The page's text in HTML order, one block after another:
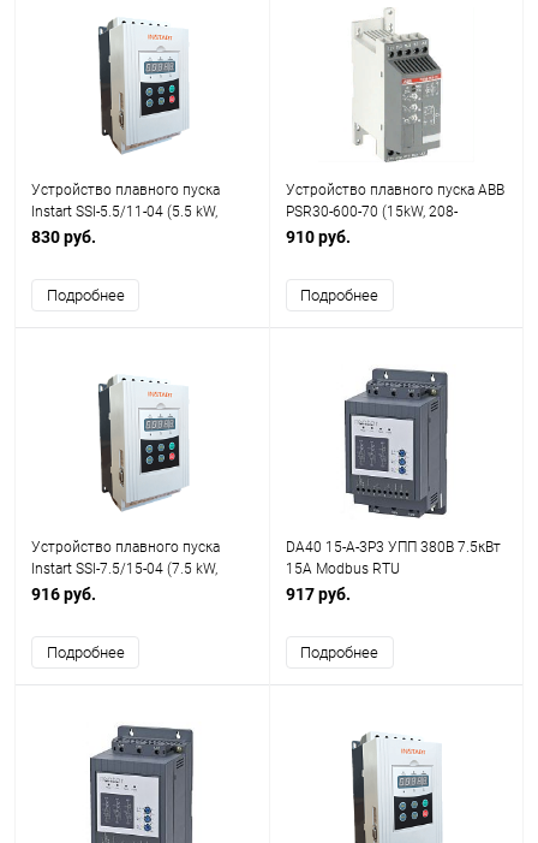
Устройство плавного пуска
Instart SSI-5.5/11-04 (5.5 kW,
380В, 11А)
830 руб.
Подробнее
Устройство плавного пуска ABB
PSR30-600-70 (15kW, 208-
600VAC, 30А, Uупр.=100-
910 руб.
Подробнее
Устройство плавного пуска
Instart SSI-7.5/15-04 (7.5 kW,
380В, 15А)
916 руб.
Подробнее
DA40 15-A-3P3 УПП 380В 7.5кВт
15A Modbus RTU
917 руб.
Подробнее